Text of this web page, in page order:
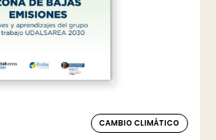
CAMBIO CLIMÁTICO